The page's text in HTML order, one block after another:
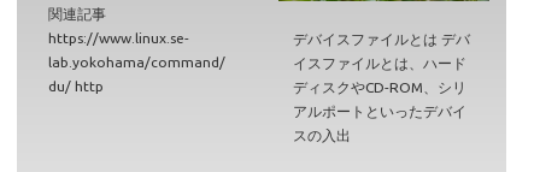
関連記事
https://www.linux.se-
lab.yokohama/command/
du/ http
デバイスファイルとは デバ
イスファイルとは、ハード
ディスクやCD-ROM、シリ
アルポートといったデバイ
スの入出